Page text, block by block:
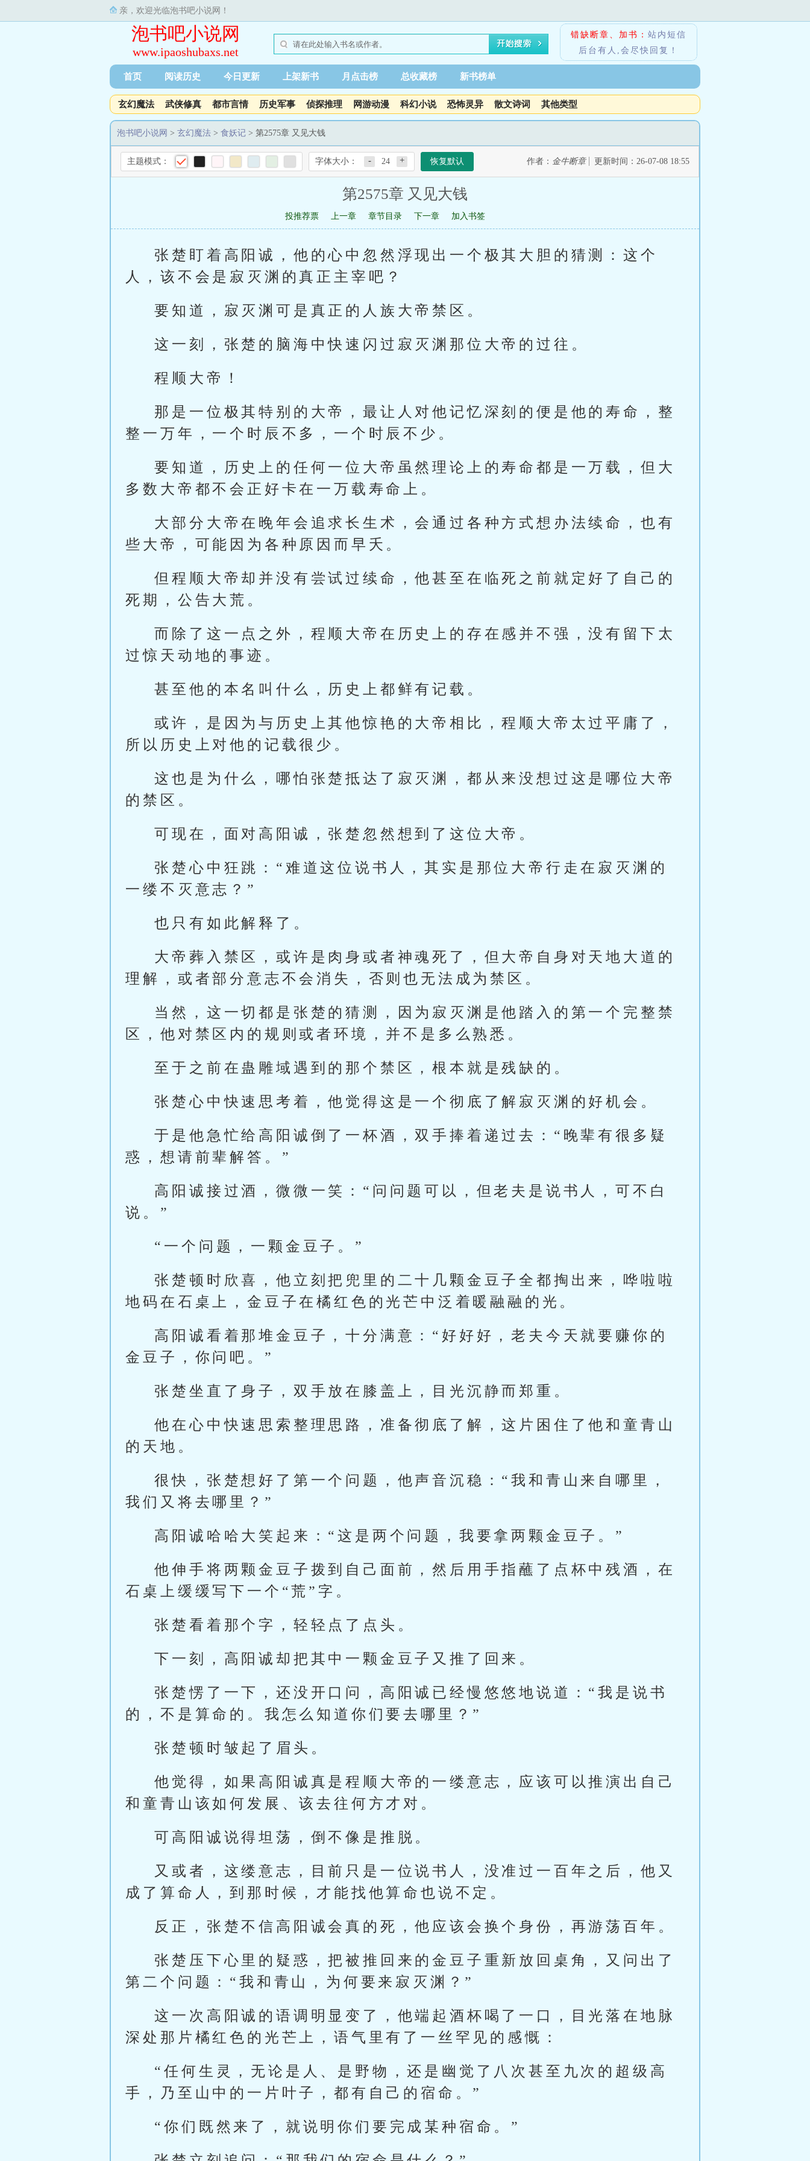
亲，欢迎光临泡书吧小说网！
泡书吧小说网
www.ipaoshubaxs.net
错缺断章、加书： 站内短信
后台有人,会尽快回复！
首页 阅读历史 今日更新 上架新书 月点击榜 总收藏榜 新书榜单
玄幻魔法 武侠修真 都市言情 历史军事 侦探推理 网游动漫 科幻小说 恐怖灵异 散文诗词 其他类型
泡书吧小说网 > 玄幻魔法 > 食妖记 > 第2575章 又见大钱
主题模式： 字体大小： - 24 + 恢复默认 作者： 金牛断章 更新时间：26-07-08 18:55
第2575章 又见大钱
投推荐票 上一章 章节目录 下一章 加入书签
张楚盯着高阳诚，他的心中忽然浮现出一个极其大胆的猜测：这个
人，该不会是寂灭渊的真正主宰吧？
要知道，寂灭渊可是真正的人族大帝禁区。
这一刻，张楚的脑海中快速闪过寂灭渊那位大帝的过往。
程顺大帝！
那是一位极其特别的大帝，最让人对他记忆深刻的便是他的寿命，整
整一万年，一个时辰不多，一个时辰不少。
要知道，历史上的任何一位大帝虽然理论上的寿命都是一万载，但大
多数大帝都不会正好卡在一万载寿命上。
大部分大帝在晚年会追求长生术，会通过各种方式想办法续命，也有
些大帝，可能因为各种原因而早夭。
但程顺大帝却并没有尝试过续命，他甚至在临死之前就定好了自己的
死期，公告大荒。
而除了这一点之外，程顺大帝在历史上的存在感并不强，没有留下太
过惊天动地的事迹。
甚至他的本名叫什么，历史上都鲜有记载。
或许，是因为与历史上其他惊艳的大帝相比，程顺大帝太过平庸了，
所以历史上对他的记载很少。
这也是为什么，哪怕张楚抵达了寂灭渊，都从来没想过这是哪位大帝
的禁区。
可现在，面对高阳诚，张楚忽然想到了这位大帝。
张楚心中狂跳：“难道这位说书人，其实是那位大帝行走在寂灭渊的
一缕不灭意志？”
也只有如此解释了。
大帝葬入禁区，或许是肉身或者神魂死了，但大帝自身对天地大道的
理解，或者部分意志不会消失，否则也无法成为禁区。
当然，这一切都是张楚的猜测，因为寂灭渊是他踏入的第一个完整禁
区，他对禁区内的规则或者环境，并不是多么熟悉。
至于之前在蛊雕域遇到的那个禁区，根本就是残缺的。
张楚心中快速思考着，他觉得这是一个彻底了解寂灭渊的好机会。
于是他急忙给高阳诚倒了一杯酒，双手捧着递过去：“晚辈有很多疑
惑，想请前辈解答。”
高阳诚接过酒，微微一笑：“问问题可以，但老夫是说书人，可不白
说。”
“一个问题，一颗金豆子。”
张楚顿时欣喜，他立刻把兜里的二十几颗金豆子全都掏出来，哗啦啦
地码在石桌上，金豆子在橘红色的光芒中泛着暖融融的光。
高阳诚看着那堆金豆子，十分满意：“好好好，老夫今天就要赚你的
金豆子，你问吧。”
张楚坐直了身子，双手放在膝盖上，目光沉静而郑重。
他在心中快速思索整理思路，准备彻底了解，这片困住了他和童青山
的天地。
很快，张楚想好了第一个问题，他声音沉稳：“我和青山来自哪里，
我们又将去哪里？”
高阳诚哈哈大笑起来：“这是两个问题，我要拿两颗金豆子。”
他伸手将两颗金豆子拨到自己面前，然后用手指蘸了点杯中残酒，在
石桌上缓缓写下一个“荒”字。
张楚看着那个字，轻轻点了点头。
下一刻，高阳诚却把其中一颗金豆子又推了回来。
张楚愣了一下，还没开口问，高阳诚已经慢悠悠地说道：“我是说书
的，不是算命的。我怎么知道你们要去哪里？”
张楚顿时皱起了眉头。
他觉得，如果高阳诚真是程顺大帝的一缕意志，应该可以推演出自己
和童青山该如何发展、该去往何方才对。
可高阳诚说得坦荡，倒不像是推脱。
又或者，这缕意志，目前只是一位说书人，没准过一百年之后，他又
成了算命人，到那时候，才能找他算命也说不定。
反正，张楚不信高阳诚会真的死，他应该会换个身份，再游荡百年。
张楚压下心里的疑惑，把被推回来的金豆子重新放回桌角，又问出了
第二个问题：“我和青山，为何要来寂灭渊？”
这一次高阳诚的语调明显变了，他端起酒杯喝了一口，目光落在地脉
深处那片橘红色的光芒上，语气里有了一丝罕见的感慨：
“任何生灵，无论是人、是野物，还是幽觉了八次甚至九次的超级高
手，乃至山中的一片叶子，都有自己的宿命。”
“你们既然来了，就说明你们要完成某种宿命。”